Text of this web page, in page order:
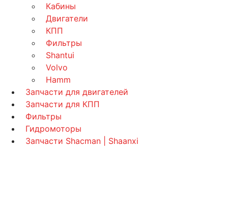
Кабины
Двигатели
КПП
Фильтры
Shantui
Volvo
Hamm
Запчасти для двигателей
Запчасти для КПП
Фильтры
Гидромоторы
Запчасти Shacman | Shaanxi